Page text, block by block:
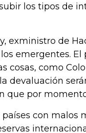
los tipos de
exministro de
emergentes.
cosas, como
devaluación
que por
con malos